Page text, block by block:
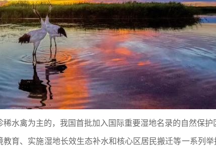
水禽为主的，我国首批加入国际重要湿地名录的自然保
育、实施湿地长效生态补水和核心区居民搬迁等一系列